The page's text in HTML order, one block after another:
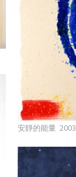
安靜的能量 2003